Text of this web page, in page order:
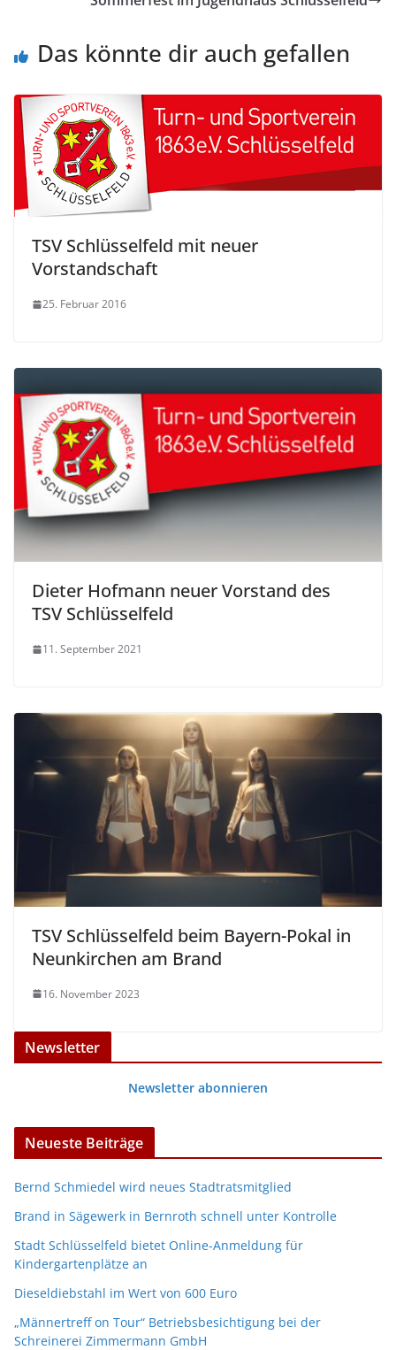
Das könnte dir auch gefallen
TSV Schlüsselfeld mit neuer
Vorstandschaft
25. Februar 2016
Dieter Hofmann neuer Vorstand des
TSV Schlüsselfeld
11. September 2021
TSV Schlüsselfeld beim Bayern-Pokal in
Neunkirchen am Brand
16. November 2023
Newsletter
Newsletter abonnieren
Neueste Beiträge
Bernd Schmiedel wird neues Stadtratsmitglied
Brand in Sägewerk in Bernroth schnell unter Kontrolle
Stadt Schlüsselfeld bietet Online-Anmeldung für
Kindergartenplätze an
Dieseldiebstahl im Wert von 600 Euro
„Männertreff on Tour“ Betriebsbesichtigung bei der
Schreinerei Zimmermann GmbH